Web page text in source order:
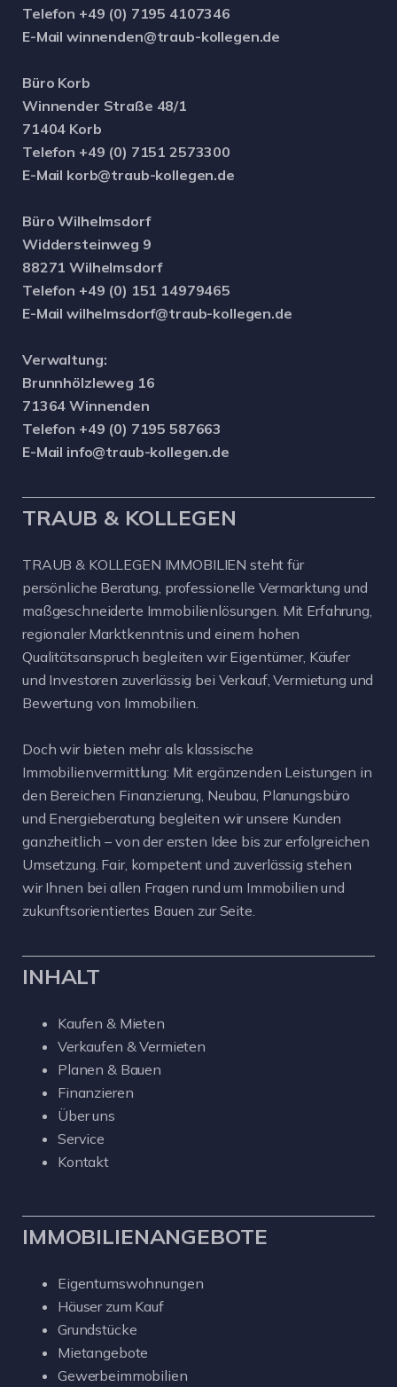
Telefon +49 (0) 7195 4107346
E-Mail winnenden@traub-kollegen.de
Büro Korb
Winnender Straße 48/1
71404 Korb
Telefon +49 (0) 7151 2573300
E-Mail korb@traub-kollegen.de
Büro Wilhelmsdorf
Widdersteinweg 9
88271 Wilhelmsdorf
Telefon +49 (0) 151 14979465
E-Mail wilhelmsdorf@traub-kollegen.de
Verwaltung:
Brunnhölzleweg 16
71364 Winnenden
Telefon +49 (0) 7195 587663
E-Mail info@traub-kollegen.de
TRAUB & KOLLEGEN
TRAUB & KOLLEGEN IMMOBILIEN steht für
persönliche Beratung, professionelle Vermarktung und
maßgeschneiderte Immobilienlösungen. Mit Erfahrung,
regionaler Marktkenntnis und einem hohen
Qualitätsanspruch begleiten wir Eigentümer, Käufer
und Investoren zuverlässig bei Verkauf, Vermietung und
Bewertung von Immobilien.
Doch wir bieten mehr als klassische
Immobilienvermittlung: Mit ergänzenden Leistungen in
den Bereichen Finanzierung, Neubau, Planungsbüro
und Energieberatung begleiten wir unsere Kunden
ganzheitlich – von der ersten Idee bis zur erfolgreichen
Umsetzung. Fair, kompetent und zuverlässig stehen
wir Ihnen bei allen Fragen rund um Immobilien und
zukunftsorientiertes Bauen zur Seite.
INHALT
Kaufen & Mieten
Verkaufen & Vermieten
Planen & Bauen
Finanzieren
Über uns
Service
Kontakt
IMMOBILIENANGEBOTE
Eigentumswohnungen
Häuser zum Kauf
Grundstücke
Mietangebote
Gewerbeimmobilien